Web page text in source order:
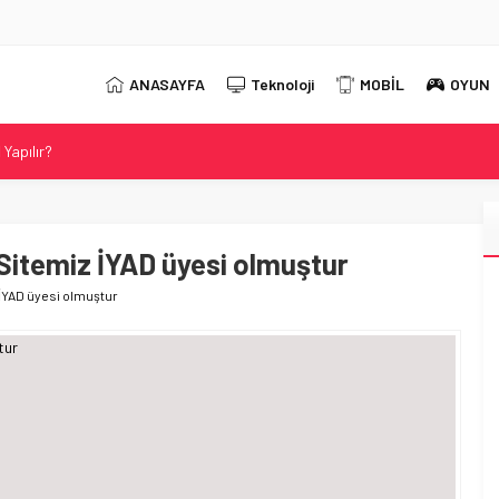
ANASAYFA Teknoloji MOBİL OYUN
Güncel DNS Listesi
16 Oyun Laptopunu Tanıttı
Evnia Oyun Monitörünü Tanıttı
İYAD üyesi olmuştur
üyesi olmuştur